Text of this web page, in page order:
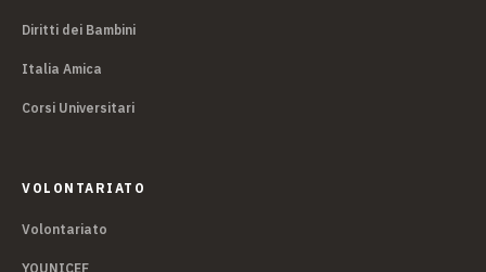
Diritti dei Bambini
Italia Amica
Corsi Universitari
VOLONTARIATO
Volontariato
YOUNICEF